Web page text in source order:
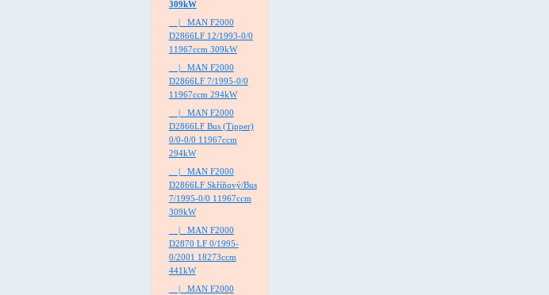
309kW
|_ MAN F2000
D2866LF 12/1993-0/0
11967ccm 309kW
|_ MAN F2000
D2866LF 7/1995-0/0
11967ccm 294kW
|_ MAN F2000
D2866LF Bus (Tipper)
0/0-0/0 11967ccm
294kW
|_ MAN F2000
D2866LF Skříňový/Bus
7/1995-0/0 11967ccm
309kW
|_ MAN F2000
D2870 LF 0/1995-
0/2001 18273ccm
441kW
|_ MAN F2000